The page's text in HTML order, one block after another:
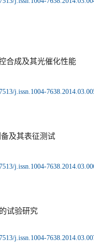
合成及其光催化性能
j.issn.1004-
及其表征测试
j.issn.1004-
试验研究
j.issn.1004-